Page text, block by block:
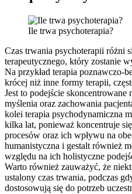
Ile trwa psychoterapia?
Czas trwania psychoterapii różni
terapeutycznego, który zostanie
Na przykład terapia poznawczo-
krócej niż inne formy terapii,
Jest to podejście
myślenia oraz zachowania
kolei terapia psychodynamiczna
kilka lat, ponieważ koncentruje
procesów oraz ich wpływu na
humanistyczna i gestalt również
względu na ich holistyczne
Warto również zauważyć, że
ustalony czas trwania, podczas
dostosowują się do potrzeb